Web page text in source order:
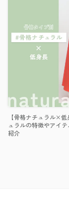
【骨格ナチュラル×
ュラルの特徴やアイ
紹介